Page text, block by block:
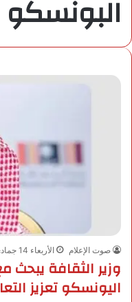
البونسكو
صوت الإعلام الأربعاء 14 جمادى الأولى 1447هـ 5-11-2025م
وزير الثقافة
اليونسكو تعزيز